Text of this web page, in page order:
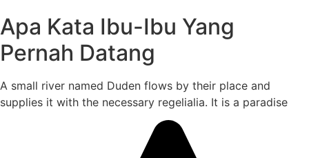
Apa Kata Ibu-Ibu Yang
Pernah Datang
A small river named Duden flows by their place and
supplies it with the necessary regelialia. It is a paradise